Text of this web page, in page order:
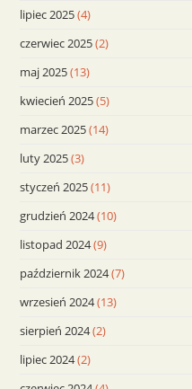
lipiec 2025(4)
czerwiec 2025(2)
maj 2025(13)
kwiecień 2025(5)
marzec 2025(14)
luty 2025(3)
styczeń 2025(11)
grudzień 2024(10)
listopad 2024(9)
październik 2024(7)
wrzesień 2024(13)
sierpień 2024(2)
lipiec 2024(2)